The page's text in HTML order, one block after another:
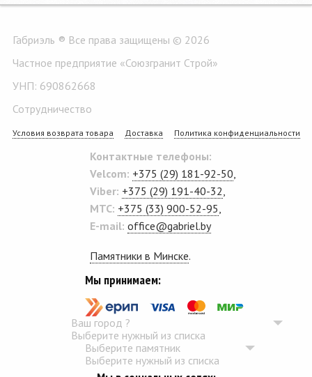
Габриэль ® Все права защищены © 2026
Частное предприятие «Союзгранит Строй»
УНП: 690862668
Сотрудничество
Условия возврата товара Доставка Политика конфиденциальности
Контактные телефоны:
Velcom: +375 (29) 181-92-50
Viber: +375 (29) 191-40-32
MTC: +375 (33) 900-52-95
E-mail: office@gabriel.by
Памятники в Минске.
Мы принимаем:
Ваш город ?
Выберите нужный из списка
Выберите памятник
Выберите нужный из списка